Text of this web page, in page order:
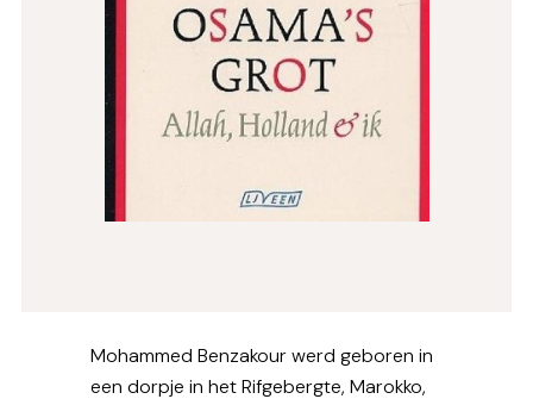
Mohammed Benzakour werd geboren in
een dorpje in het Rifgebergte, Marokko,